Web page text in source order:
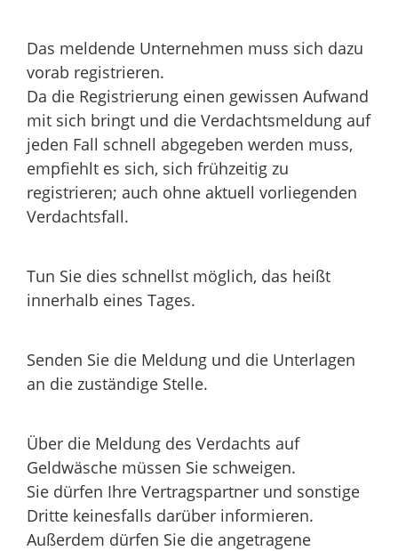
Das meldende Unternehmen muss sich dazu
vorab registrieren.
Da die Registrierung einen gewissen Aufwand
mit sich bringt und die Verdachtsmeldung auf
jeden Fall schnell abgegeben werden muss,
empfiehlt es sich, sich frühzeitig zu
registrieren; auch ohne aktuell vorliegenden
Verdachtsfall.
Tun Sie dies schnellst möglich, das heißt
innerhalb eines Tages.
Senden Sie die Meldung und die Unterlagen
an die zuständige Stelle.
Über die Meldung des Verdachts auf
Geldwäsche müssen Sie schweigen.
Sie dürfen Ihre Vertragspartner und sonstige
Dritte keinesfalls darüber informieren.
Außerdem dürfen Sie die angetragene